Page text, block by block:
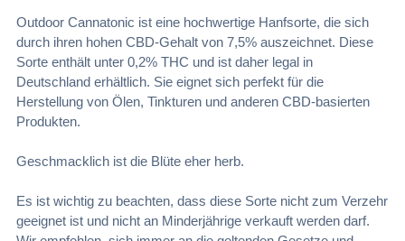
Outdoor Cannatonic ist eine hochwertige Hanfsorte, die sich
durch ihren hohen CBD-Gehalt von 7,5% auszeichnet. Diese
Sorte enthält unter 0,2% THC und ist daher legal in
Deutschland erhältlich. Sie eignet sich perfekt für die
Herstellung von Ölen, Tinkturen und anderen CBD-basierten
Produkten.
Geschmacklich ist die Blüte eher herb.
Es ist wichtig zu beachten, dass diese Sorte nicht zum Verzehr
geeignet ist und nicht an Minderjährige verkauft werden darf.